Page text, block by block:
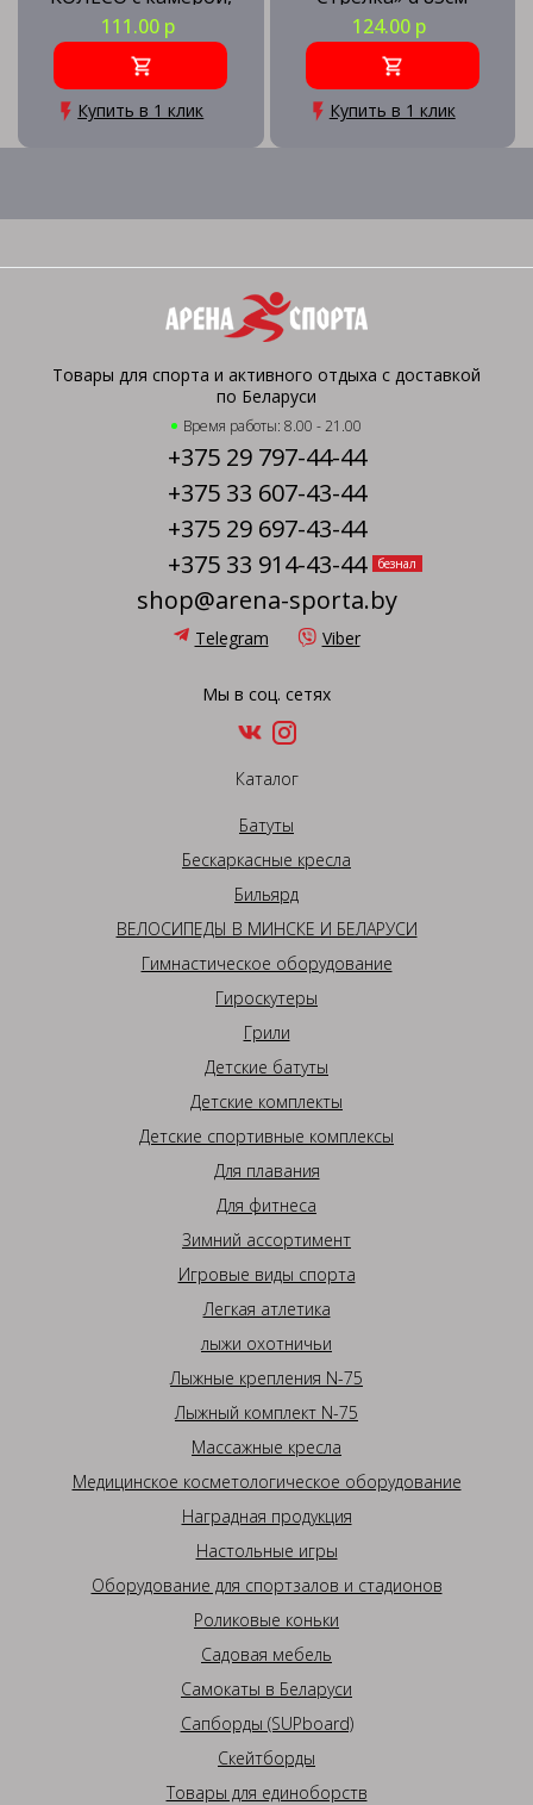
инд.упаковка
111.00 р
Купить в 1 клик
124.00 р
Купить в 1 клик
Товары для спорта и активного отдыха с доставкой
по Беларуси
Время работы: 8.00 - 21.00
+375 29 797-44-44
+375 33 607-43-44
+375 29 697-43-44
+375 33 914-43-44
безнал
shop@arena-sporta.by
Telegram Viber
Мы в соц. сетях
Каталог
Батуты
Бескаркасные кресла
Бильярд
ВЕЛОСИПЕДЫ В МИНСКЕ И БЕЛАРУСИ
Гимнастическое оборудование
Гироскутеры
Грили
Детские батуты
Детские комплекты
Детские спортивные комплексы
Для плавания
Для фитнеса
Зимний ассортимент
Игровые виды спорта
Легкая атлетика
лыжи охотничьи
Лыжные крепления N-75
Лыжный комплект N-75
Массажные кресла
Медицинское косметологическое оборудование
Наградная продукция
Настольные игры
Оборудование для спортзалов и стадионов
Роликовые коньки
Садовая мебель
Самокаты в Беларуси
Сапборды (SUPboard)
Скейтборды
Товары для единоборств